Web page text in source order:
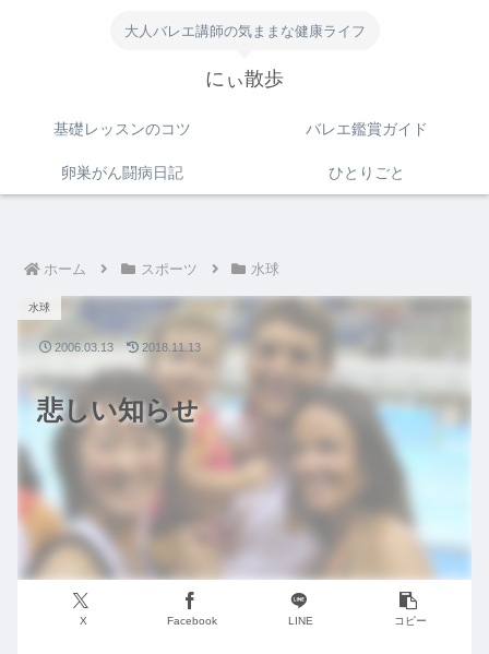
大人バレエ講師の気ままな健康ライフ
にぃ散歩
基礎レッスンのコツ バレエ鑑賞ガイド
卵巣がん闘病日記 ひとりごと
ホーム スポーツ 水球
悲しい知らせ
水球
X Facebook LINE コピー
2006.03.13 2018.11.13